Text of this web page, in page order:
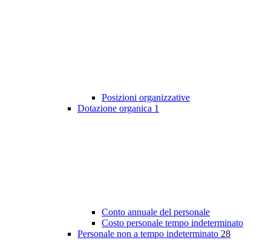
Posizioni organizzative
Dotazione organica 1
Conto annuale del personale
Costo personale tempo indeterminato
Personale non a tempo indeterminato 28